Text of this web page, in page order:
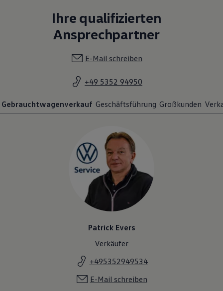
Ihre qualifizierten
Ansprechpartner
E-Mail schreiben
+49 5352 94950
Gebrauchtwagenverkauf Geschäftsführung Großkunden
Patrick Evers
Verkäufer
+495352949534
E-Mail schreiben